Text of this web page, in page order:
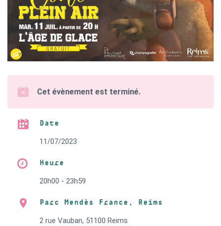
Cet évènement est terminé.
Date
11/07/2023
Heure
20h00 - 23h59
Parc Mendès France, Reims
2 rue Vauban, 51100 Reims